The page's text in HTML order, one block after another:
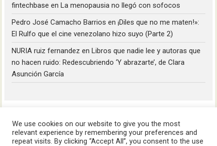
fintechbase enLa menopausia no llegó con sofocos
Pedro José Camacho Barrios en¡Diles que no me maten!»:
El Rulfo que el cine venezolano hizo suyo (Parte 2)
NURIA ruiz fernandez enLibros que nadie lee y autoras que
no hacen ruido: Redescubriendo ‘Y abrazarte’, de Clara
Asunción García
We use cookies on our website to give you the most
relevant experience by remembering your preferences and
repeat visits. By clicking “Accept All”, you consent to the use